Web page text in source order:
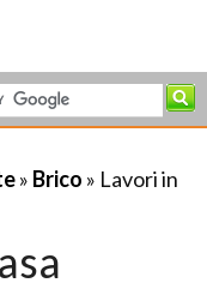
» Brico » Lavori in